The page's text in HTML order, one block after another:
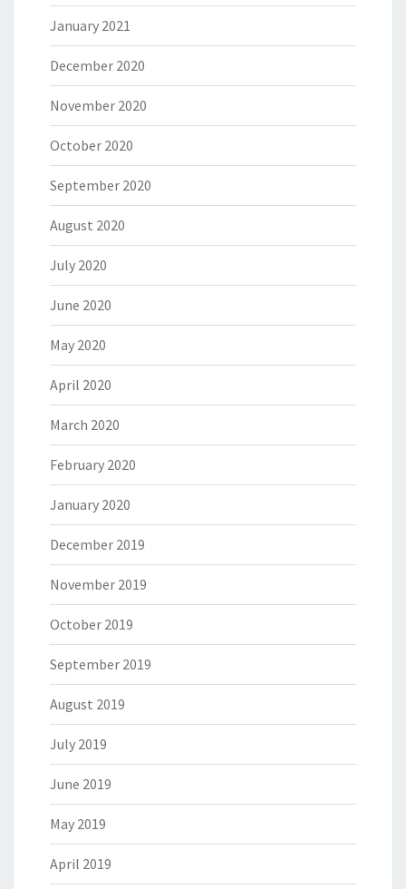
January 2021
December 2020
November 2020
October 2020
September 2020
August 2020
July 2020
June 2020
May 2020
April 2020
March 2020
February 2020
January 2020
December 2019
November 2019
October 2019
September 2019
August 2019
July 2019
June 2019
May 2019
April 2019